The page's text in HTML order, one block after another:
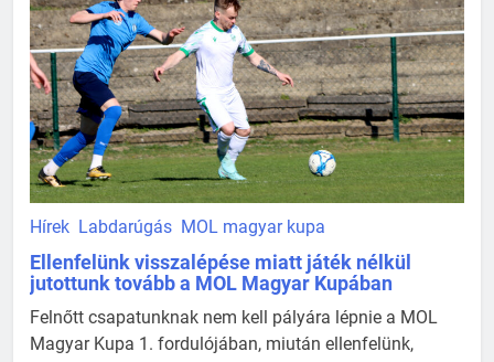
Hírek Labdarúgás MOL magyar kupa
Ellenfelünk visszalépése miatt játék nélkül
jutottunk tovább a MOL Magyar Kupában
Felnőtt csapatunknak nem kell pályára lépnie a MOL
Magyar Kupa 1. fordulójában, miután ellenfelünk,